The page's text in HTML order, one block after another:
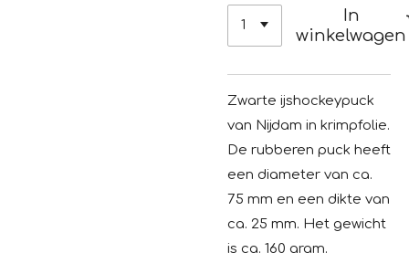
In
winkelwagen
Zwarte ijshockeypuck
van Nijdam in krimpfolie.
De rubberen puck heeft
een diameter van ca.
75 mm en een dikte van
ca. 25 mm. Het gewicht
is ca. 160 gram.